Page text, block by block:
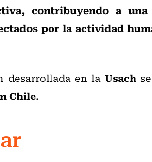
contribuyendo a una
por la actividad
desarrollada en la Usachse
Chile.